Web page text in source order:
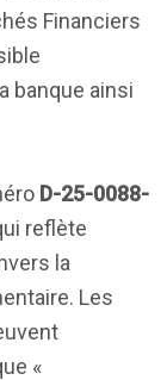
Financiers
banque ainsi
D-25-0088-
reflète
la
Les
«